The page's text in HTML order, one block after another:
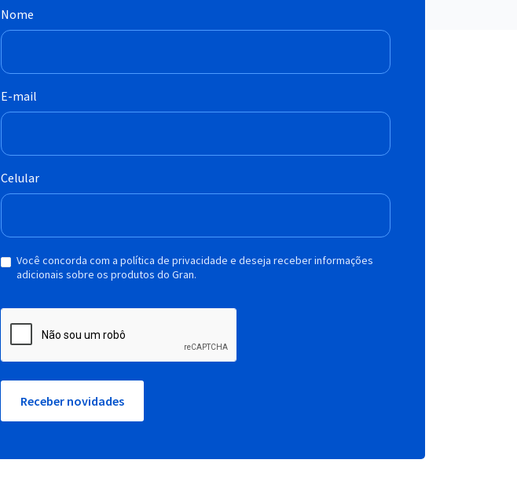
Nome
E-mail
Celular
Você concorda com a política de privacidade e deseja receber informações
adicionais sobre os produtos do Gran.
Receber novidades